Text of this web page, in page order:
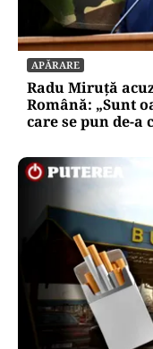
APĂRARE
Radu Miruță
Română: „Sunt
care se pun de-a